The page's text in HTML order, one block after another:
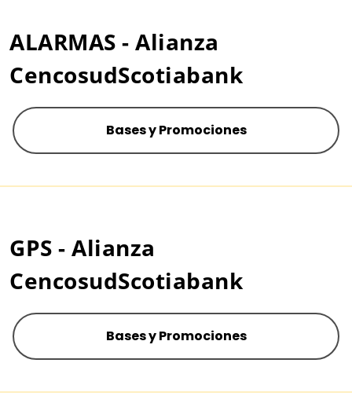
ALARMAS - Alianza
CencosudScotiabank
Bases y Promociones
GPS - Alianza
CencosudScotiabank
Bases y Promociones